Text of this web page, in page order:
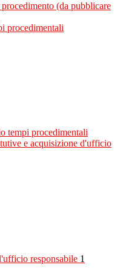
(da pubblicare
procedimentali
tempi procedimentali
e acquisizione d'ufficio
responsabile 1